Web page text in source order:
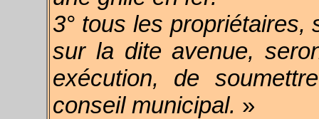
3° tous les
sur la dite avenue,
exécution, de
conseil municipal. »